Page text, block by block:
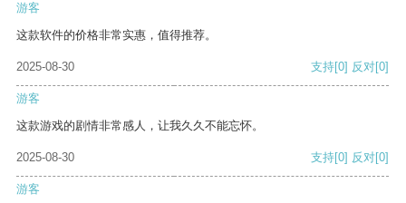
游客
这款软件的价格非常实惠，值得推荐。
2025-08-30 支持[0] 反对[0]
游客
这款游戏的剧情非常感人，让我久久不能忘怀。
2025-08-30 支持[0] 反对[0]
游客